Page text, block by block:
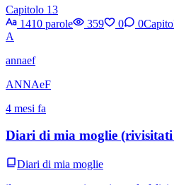
Capitolo 13
1410 parole
359 0 0
A
annaef
ANNAeF
4 mesi fa
Diari di mia moglie (rivisitati
Diari di mia moglie